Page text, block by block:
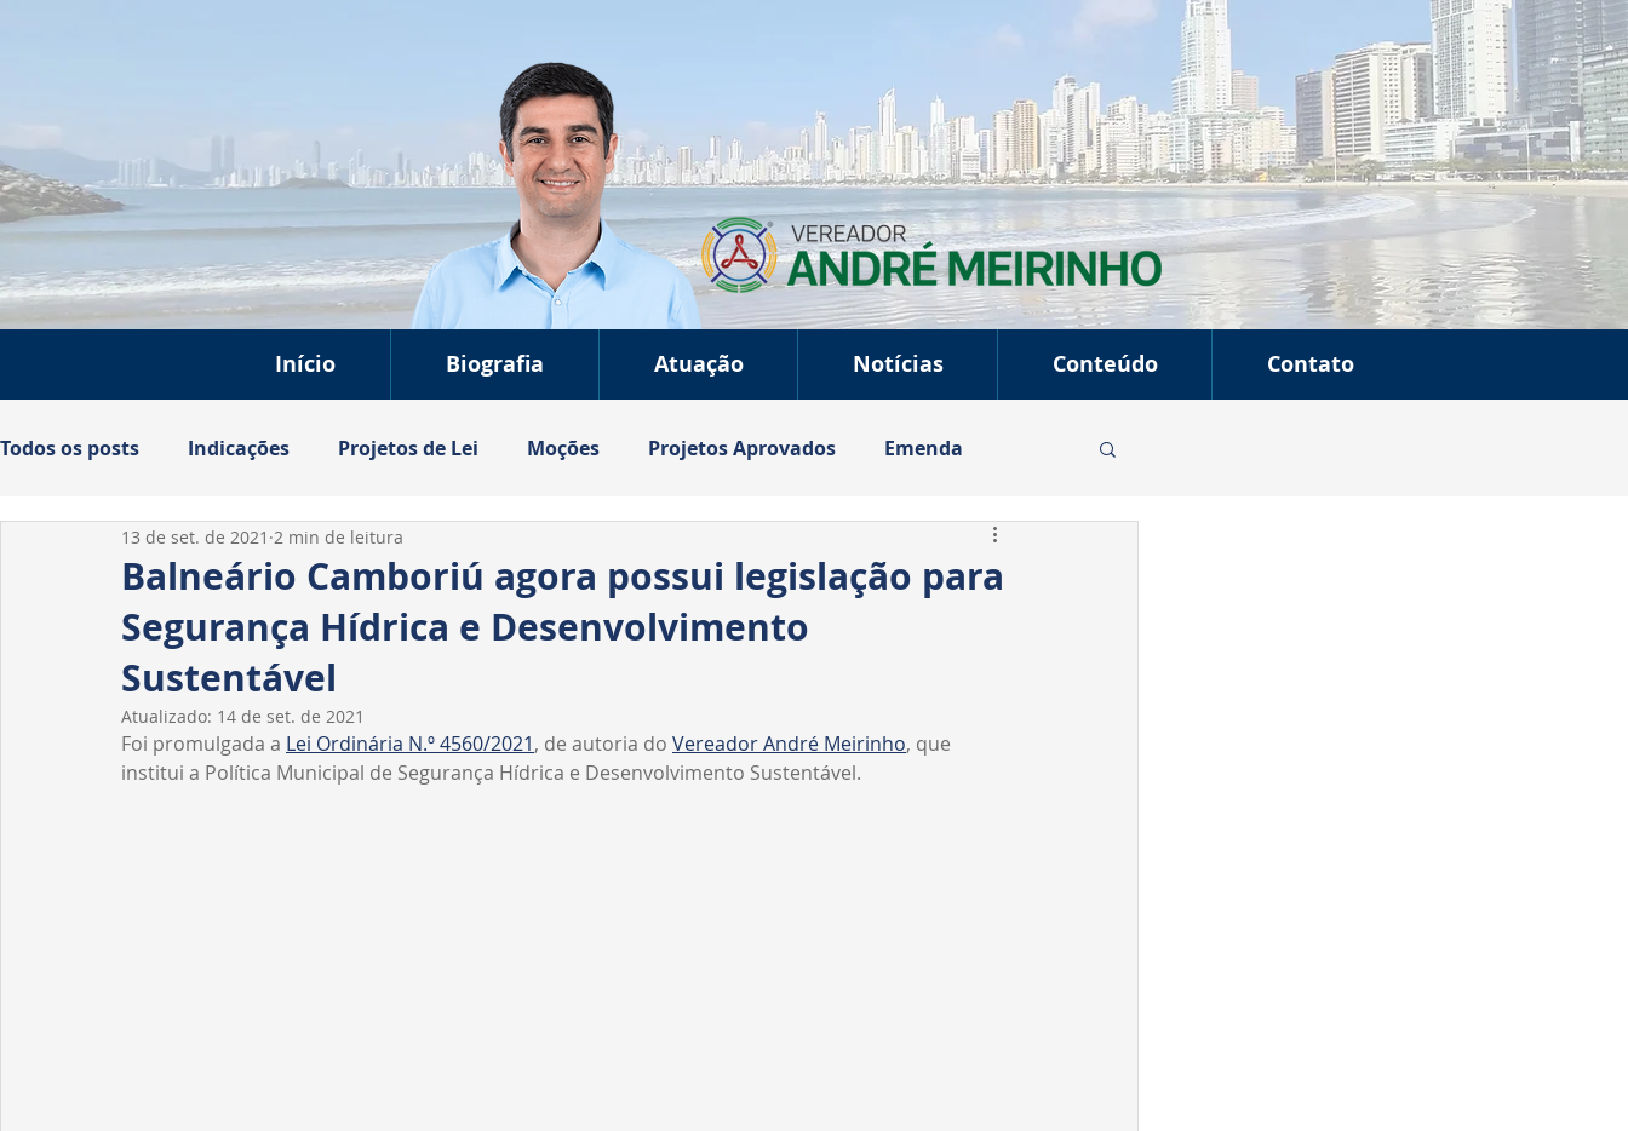
Início Biografia Atuação Notícias Conteúdo Contato
Todos os posts Indicações Projetos de Lei Moções Projetos Aprovados Emenda
Homenagens Fiscalização Tribuna livre
Balneário Camboriú agora possui legislação para
Segurança Hídrica e Desenvolvimento
Sustentável
13 de set. de 2021 2 min de leitura
Atualizado: 14 de set. de 2021
Foi promulgada a Lei Ordinária N.º 4560/2021, de autoria do Vereador André Meirinho, que
institui a Política Municipal de Segurança Hídrica e Desenvolvimento Sustentável.